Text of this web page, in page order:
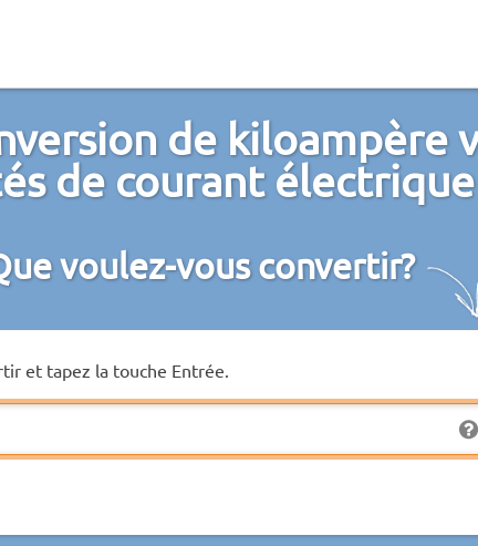
de kiloampère
de courant électrique
voulez-vous convertir?
et tapez la touche Entrée.